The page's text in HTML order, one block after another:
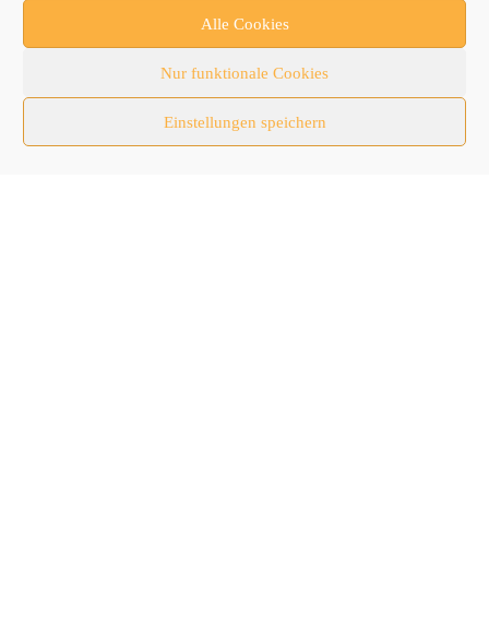
Alle Cookies
Nur funktionale Cookies
Einstellungen speichern
Nutzfahrzeuge
RATL 2025 | RecyclingAKTIV & TiefbauLIVE